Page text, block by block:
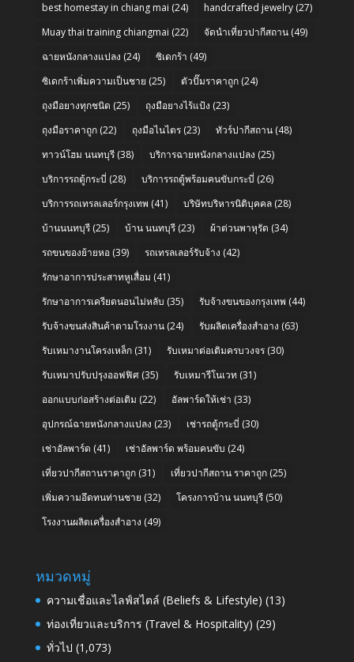
best homestay in chiang mai (24) handcrafted jewelry(27)
Muay thai training chiangmai (22) จัดนำเที่ยวปากีสถาน(49)
ฉายหนังกลางแปลง (24) ซิเดกร้า (49)
ซิเดกร้าเพิ่มความเป็นชาย (25) ตัวปั๊มราคาถูก(24)
ถุงมือยางทุกชนิด (25) ถุงมือยางไร้แป้ง (23)
ถุงมือราคาถูก(22) ถุงมือไนไตร(23) ทัวร์ปากีสถาน(48)
ทาวน์โฮม นนทบุรี(38) บริการฉายหนังกลางแปลง (25)
บริการรถตู้กระบี่ (28) บริการรถตู้พร้อมคนขับกระบี่ (26)
บริการรถเทรลเลอร์กรุงเทพ (41) บริษัทบริหารนิติบุคคล(28)
บ้านนนทบุรี(25) บ้าน นนทบุรี(23) ผ้าต่วนพาหุรัด (34)
รถขนของย้ายหอ(39) รถเทรลเลอร์รับจ้าง (42)
รักษาอาการประสาทหูเสื่อม (41)
รักษาอาการเครียดนอนไม่หลับ (35) รับจ้างขนของกรุงเทพ (44)
รับจ้างขนส่งสินค้าตามโรงงาน(24) รับผลิตเครื่องสำอาง (63)
รับเหมางานโครงเหล็ก(31) รับเหมาต่อเติมครบวงจร(30)
รับเหมาปรับปรุงออฟฟิศ(35) รับเหมารีโนเวท (31)
ออกแบบก่อสร้างต่อเติม (22) อัลพาร์ดให้เช่า (33)
อุปกรณ์ฉายหนังกลางแปลง (23) เช่ารถตู้กระบี่ (30)
เช่าอัลพาร์ด (41) เช่าอัลพาร์ด พร้อมคนขับ (24)
เที่ยวปากีสถานราคาถูก(31) เที่ยวปากีสถาน ราคาถูก(25)
เพิ่มความอึดทนท่านชาย (32) โครงการบ้าน นนทบุรี(50)
โรงงานผลิตเครื่องสำอาง (49)
หมวดหมู่
ความเชื่อและไลฟ์สไตล์ (Beliefs & Lifestyle) (13)
ท่องเที่ยวและบริการ (Travel & Hospitality) (29)
ทั่วไป (1,073)